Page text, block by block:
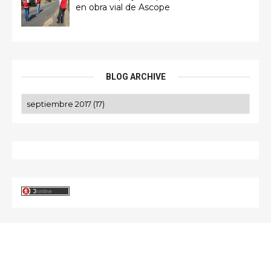
en obra vial de Ascope
BLOG ARCHIVE